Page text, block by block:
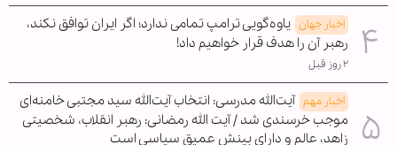
اخبار جهان یاوه‌گویی ترامپ تمامی ندارد؛ اگر ایران توافق نکند،
رهبر آن را هدف قرار خواهیم داد!
۲ روز قبل
اخبار مهم آیت‌الله مدرسی: انتخاب آیت‌الله سید مجتبی خامنه‌ای
موجب خرسندی شد / آیت الله رمضانی: رهبر انقلاب، شخصیتی
زاهد، عالم و دارای بینش عمیق سیاسی است